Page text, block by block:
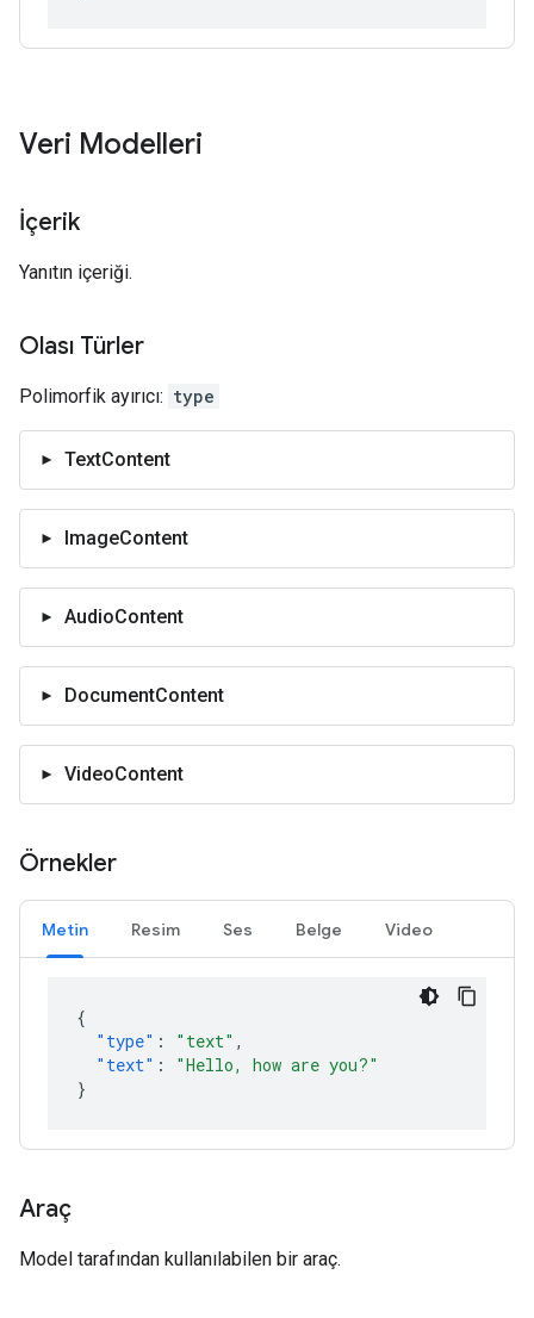
Veri Modelleri
İçerik
Yanıtın içeriği.
Olası Türler
Polimorfik ayırıcı: type
TextContent
ImageContent
AudioContent
DocumentContent
VideoContent
Örnekler
Metin Resim Ses Belge Video
{
"type" : "text" ,
"text" :
"Hello, how are you?"
}
Araç
Model tarafından kullanılabilen bir araç.